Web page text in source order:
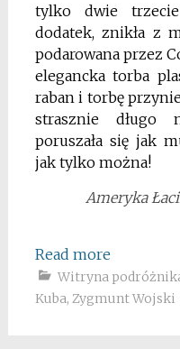
tylko dwie
dodatek, znikła z
podarowana przez
elegancka torba
raban i torbę
strasznie długo
poruszała się jak
jak tylko można!
Ameryka
Read more
Witryna
Kuba, Zygmunt Wojski